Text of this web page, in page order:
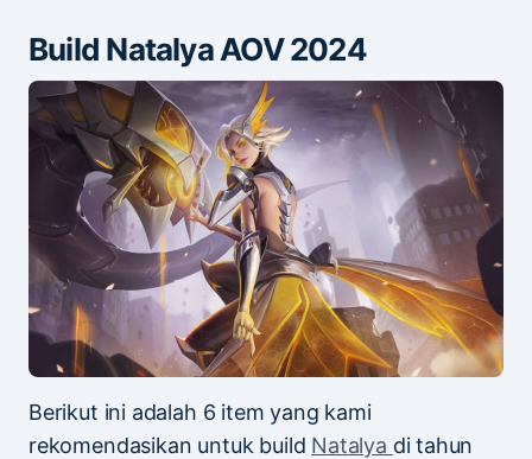
Build Natalya AOV 2024
Berikut ini adalah 6 item yang kami
rekomendasikan untuk build Natalya di tahun